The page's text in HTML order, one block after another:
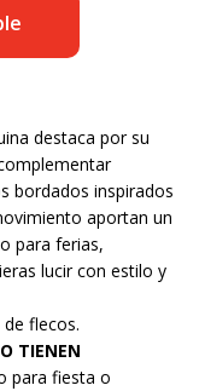
destaca por su
bordados inspirados
aportan un
para ferias,
lucir con estilo y
flecos.
TIENEN
para fiesta o